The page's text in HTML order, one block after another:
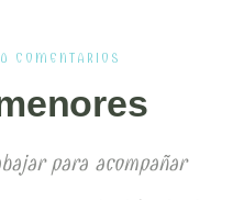
0 COMENTARIOS
para acompañar